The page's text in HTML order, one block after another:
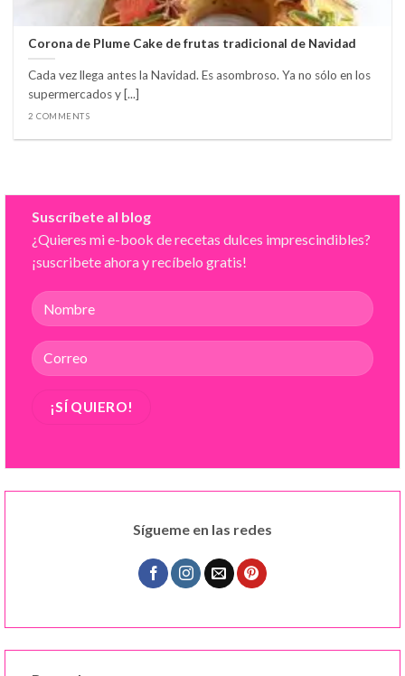
Corona de Plume Cake de frutas tradicional de Navidad
Cada vez llega antes la Navidad. Es asombroso. Ya no sólo en los
supermercados y [...]
2 COMMENTS
Suscríbete al blog
¿Quieres mi e-book de recetas dulces imprescindibles?
¡suscribete ahora y recíbelo gratis!
Sígueme en las redes